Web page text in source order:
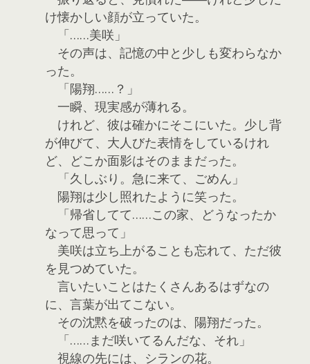
け懐かしい顔が立っていた。
「……美咲」
その声は、記憶の中と少しも変わらなか
った。
「陽翔……？」
一瞬、現実感が薄れる。
けれど、彼は確かにそこにいた。少し背
が伸びて、大人びた表情をしているけれ
ど、どこか面影はそのままだった。
「久しぶり。急に来て、ごめん」
陽翔は少し照れたように笑った。
「帰省してて……この家、どうなったか
なって思って」
美咲は立ち上がることも忘れて、ただ彼
を見つめていた。
言いたいことはたくさんあるはずなの
に、言葉が出てこない。
その沈黙を破ったのは、陽翔だった。
「……まだ咲いてるんだな、それ」
視線の先には、シランの花。